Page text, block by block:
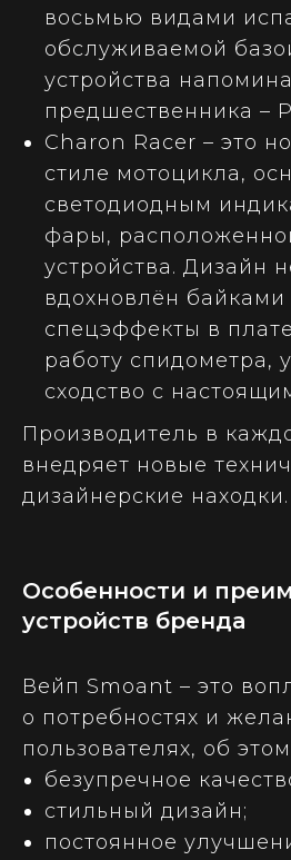
восьмью видами
обслуживаемой
устройства
предшественника –
Charon Racer – это
стиле мотоцикла,
светодиодным
фары,
устройства. Дизайн
вдохновлён байками
спецэффекты в
работу спидометра,
сходство с
Производитель в
внедряет новые
дизайнерские находки.
Особенности и
устройств бренда
Вейп Smoant – это
о потребностях и
пользователях, об
безупречное
стильный дизайн;
постоянное